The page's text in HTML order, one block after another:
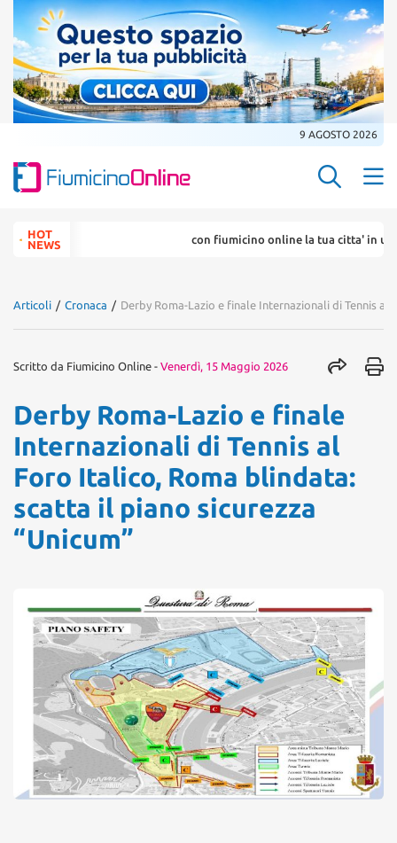
9 AGOSTO 2026
Search
for:HOT
NEWS
con fiumicino online la tua citta' in un ... click
Articoli / Cronaca / Derby Roma-Lazio e finale Internazionali di Tennis
Scritto da Fiumicino Online - Venerdì, 15 Maggio 2026
Derby Roma-Lazio e finale
Internazionali di Tennis al
Foro Italico, Roma blindata:
scatta il piano sicurezza
“Unicum”